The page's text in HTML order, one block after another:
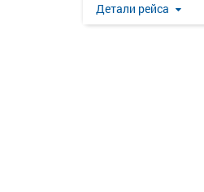
Детали рейса